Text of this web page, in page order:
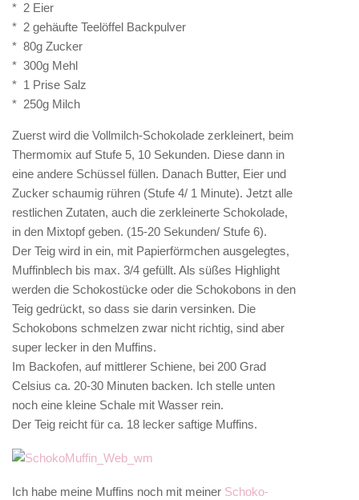
* 2 Eier
* 2 gehäufte Teelöffel Backpulver
* 80g Zucker
* 300g Mehl
* 1 Prise Salz
* 250g Milch
Zuerst wird die Vollmilch-Schokolade zerkleinert, beim
Thermomix auf Stufe 5, 10 Sekunden. Diese dann in
eine andere Schüssel füllen. Danach Butter, Eier und
Zucker schaumig rühren (Stufe 4/ 1 Minute). Jetzt alle
restlichen Zutaten, auch die zerkleinerte Schokolade,
in den Mixtopf geben. (15-20 Sekunden/ Stufe 6).
Der Teig wird in ein, mit Papierförmchen ausgelegtes,
Muffinblech bis max. 3/4 gefüllt. Als süßes Highlight
werden die Schokostücke oder die Schokobons in den
Teig gedrückt, so dass sie darin versinken. Die
Schokobons schmelzen zwar nicht richtig, sind aber
super lecker in den Muffins.
Im Backofen, auf mittlerer Schiene, bei 200 Grad
Celsius ca. 20-30 Minuten backen. Ich stelle unten
noch eine kleine Schale mit Wasser rein.
Der Teig reicht für ca. 18 lecker saftige Muffins.
Ich habe meine Muffins noch mit meiner Schoko-